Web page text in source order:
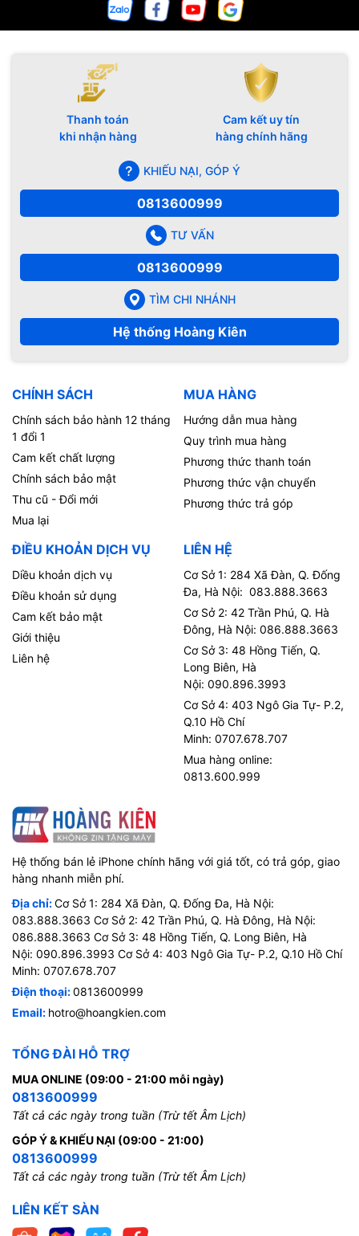
Thanh toán
khi nhận hàng
Cam kết uy tín
hàng chính hãng
KHIẾU NẠI, GÓP Ý
0813600999
TƯ VẤN
0813600999
TÌM CHI NHÁNH
Hệ thống Hoàng Kiên
CHÍNH SÁCH
Chính sách bảo hành 12 tháng
1 đổi 1
Cam kết chất lượng
Chính sách bảo mật
Thu cũ - Đổi mới
Mua lại
MUA HÀNG
Hướng dẫn mua hàng
Quy trình mua hàng
Phương thức thanh toán
Phương thức vận chuyển
Phương thức trả góp
ĐIỀU KHOẢN DỊCH VỤ
Diều khoản dịch vụ
Điều khoản sử dụng
Cam kết bảo mật
Giới thiệu
Liên hệ
LIÊN HỆ
Cơ Sở 1: 284 Xã Đàn, Q. Đống
Đa, Hà Nội: 083.888.3663
Cơ Sở 2: 42 Trần Phú, Q. Hà
Đông, Hà Nội: 086.888.3663
Cơ Sở 3: 48 Hồng Tiến, Q.
Long Biên, Hà
Nội: 090.896.3993
Cơ Sở 4: 403 Ngô Gia Tự- P.2,
Q.10 Hồ Chí
Minh: 0707.678.707
Mua hàng online:
0813.600.999
Hệ thống bán lẻ iPhone chính hãng với giá tốt, có trả góp, giao
hàng nhanh miễn phí.
Địa chỉ:Cơ Sở 1: 284 Xã Đàn, Q. Đống Đa, Hà Nội:
083.888.3663 Cơ Sở 2: 42 Trần Phú, Q. Hà Đông, Hà Nội:
086.888.3663 Cơ Sở 3: 48 Hồng Tiến, Q. Long Biên, Hà
Nội: 090.896.3993 Cơ Sở 4: 403 Ngô Gia Tự- P.2, Q.10 Hồ Chí
Minh: 0707.678.707
Điện thoại:0813600999
Email: hotro@hoangkien.com
TỔNG ĐÀI HỖ TRỢ
MUA ONLINE (09:00 - 21:00 mỗi ngày)
0813600999
Tất cả các ngày trong tuần (Trừ tết Âm Lịch)
GÓP Ý & KHIẾU NẠI (09:00 - 21:00)
0813600999
Tất cả các ngày trong tuần (Trừ tết Âm Lịch)
LIÊN KẾT SÀN